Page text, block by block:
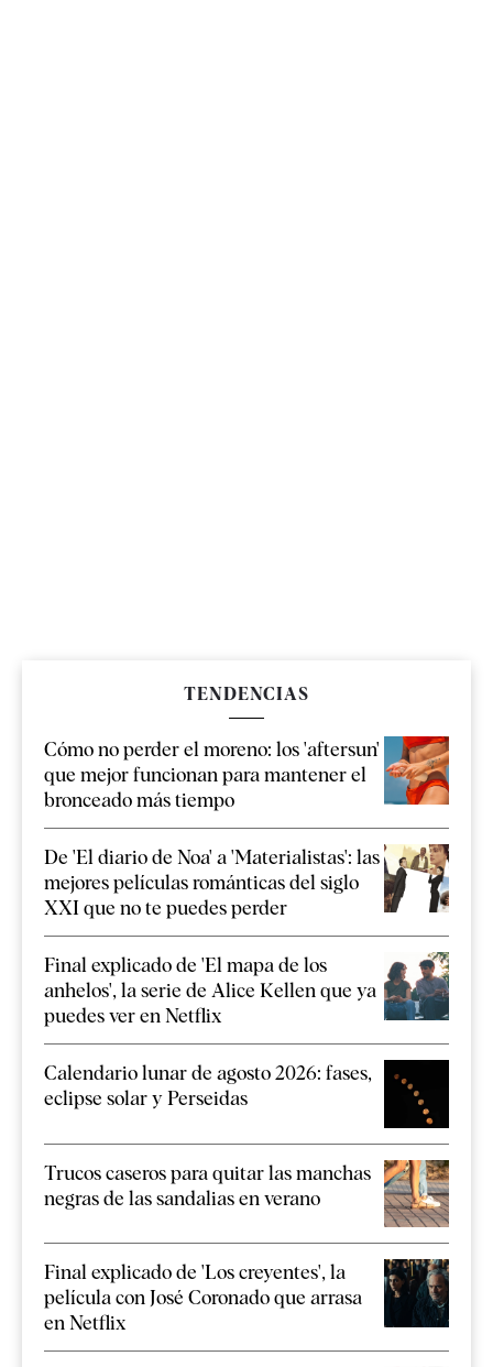
TENDENCIAS
Cómo no perder el moreno: los 'aftersun'
que mejor funcionan para mantener el
bronceado más tiempo
De 'El diario de Noa' a 'Materialistas': las
mejores películas románticas del siglo
XXI que no te puedes perder
Final explicado de 'El mapa de los
anhelos', la serie de Alice Kellen que ya
puedes ver en Netflix
Calendario lunar de agosto 2026: fases,
eclipse solar y Perseidas
Trucos caseros para quitar las manchas
negras de las sandalias en verano
Final explicado de 'Los creyentes', la
película con José Coronado que arrasa
en Netflix